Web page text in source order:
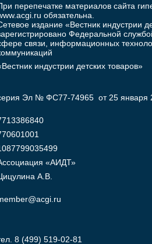
перепечатке материалов сайта
обязательна.
издание «Вестник индустрии
Федеральной
связи, информационных
индустрии детских товаров»
Эл № ФС77-74965 от 25 января
«АИДТ»
А.В.
8 (499) 519-02-81